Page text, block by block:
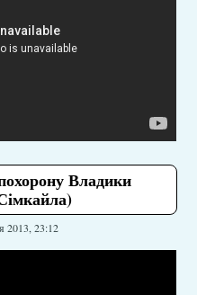
Владики
2013, 23:12